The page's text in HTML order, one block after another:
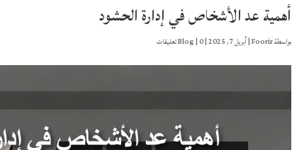
أهمية عد الأشخاص في إدارة الحشود
بواسطةFoorir
|أبريل 7, 2025 |
Blog|0 تعليقات